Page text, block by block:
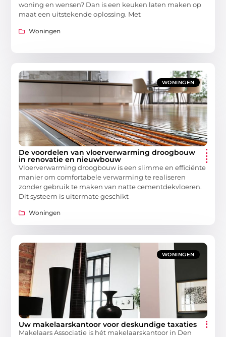
woning en wensen? Dan is een keuken laten maken op
maat een uitstekende oplossing. Met
Woningen
WONINGEN
De voordelen van vloerverwarming droogbouw
in renovatie en nieuwbouw
Vloerverwarming droogbouw is een slimme en efficiënte
manier om comfortabele verwarming te realiseren
zonder gebruik te maken van natte cementdekvloeren.
Dit systeem is uitermate geschikt
Woningen
WONINGEN
Uw makelaarskantoor voor deskundige taxaties
Makelaars Associatie is hét makelaarskantoor in Den